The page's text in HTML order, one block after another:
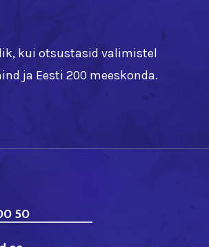
kui otsustasid valimistel
ja Eesti 200 meeskonda.
50